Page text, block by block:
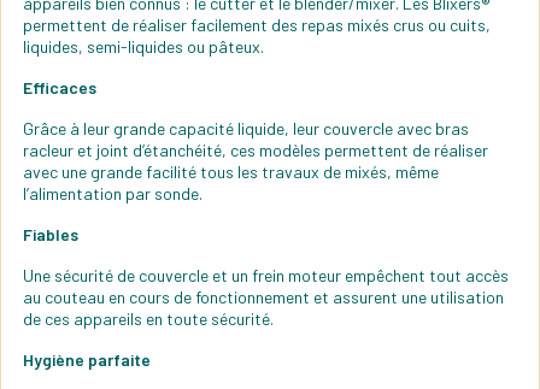
permettent de réaliser facilement des repas mixés crus ou cuits,
liquides, semi-liquides ou pâteux.
Efficaces
Grâce à leur grande capacité liquide, leur couvercle avec bras
racleur et joint d’étanchéité, ces modèles permettent de réaliser
avec une grande facilité tous les travaux de mixés, même
l’alimentation par sonde.
Fiables
Une sécurité de couvercle et un frein moteur empêchent tout accès
au couteau en cours de fonctionnement et assurent une utilisation
de ces appareils en toute sécurité.
Hygiène parfaite